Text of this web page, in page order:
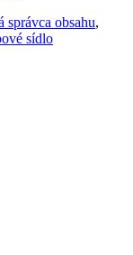
správca obsahu,
sídlo